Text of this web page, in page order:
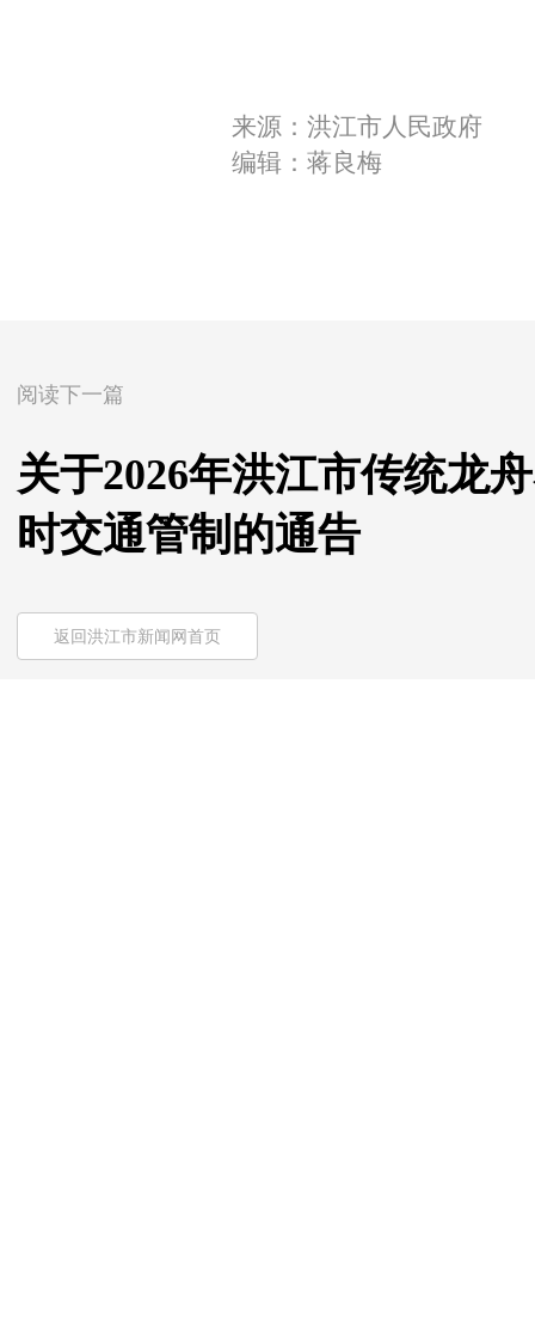
来源：洪江市人民政府
编辑：蒋良梅
阅读下一篇
关于2026年洪江市传统龙
时交通管制的通告
返回洪江市新闻网首页